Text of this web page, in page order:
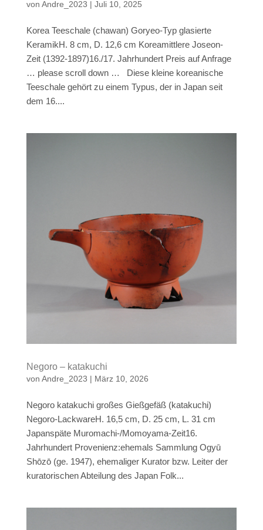
von Andre_2023 | Juli 10, 2025
Korea Teeschale (chawan) Goryeo-Typ glasierte
KeramikH. 8 cm, D. 12,6 cm Koreamittlere Joseon-
Zeit (1392-1897)16./17. Jahrhundert Preis auf Anfrage
… please scroll down … Diese kleine koreanische
Teeschale gehört zu einem Typus, der in Japan seit
dem 16....
Negoro – katakuchi
von Andre_2023 | März 10, 2026
Negoro katakuchi großes Gießgefäß (katakuchi)
Negoro-LackwareH. 16,5 cm, D. 25 cm, L. 31 cm
Japanspäte Muromachi-/Momoyama-Zeit16.
Jahrhundert Provenienz:ehemals Sammlung Ogyū
Shōzō (ge. 1947), ehemaliger Kurator bzw. Leiter der
kuratorischen Abteilung des Japan Folk...